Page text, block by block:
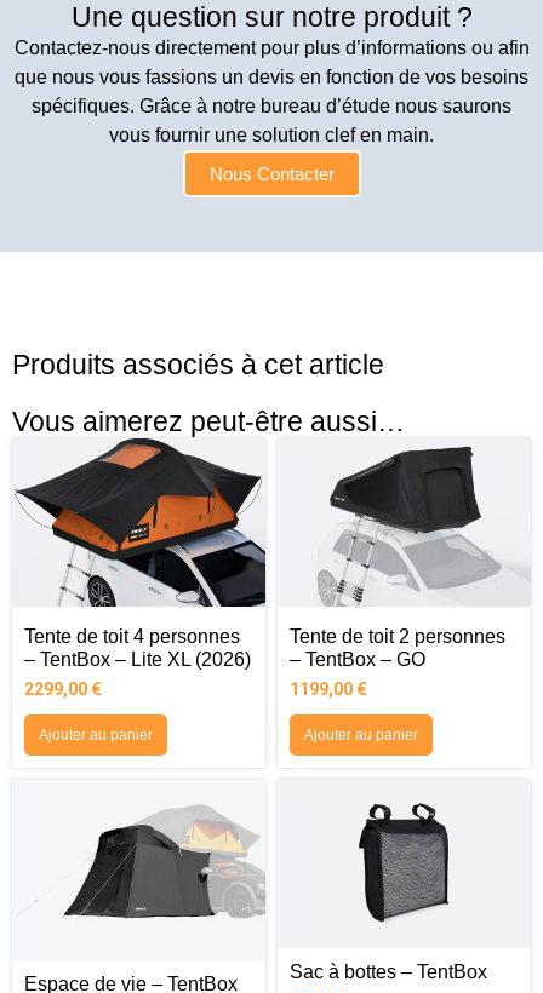
Une question sur notre produit ?
Contactez-nous directement pour plus d’informations ou afin
que nous vous fassions un devis en fonction de vos besoins
spécifiques. Grâce à notre bureau d’étude nous saurons
vous fournir une solution clef en main.
Nous Contacter
Produits associés à cet article
Vous aimerez peut-être aussi…
Tente de toit 4 personnes
– TentBox – Lite XL (2026)
2299,00 €
Ajouter au panier
Tente de toit 2 personnes
– TentBox – GO
1199,00 €
Ajouter au panier
Espace de vie – TentBox
Sac à bottes – TentBox